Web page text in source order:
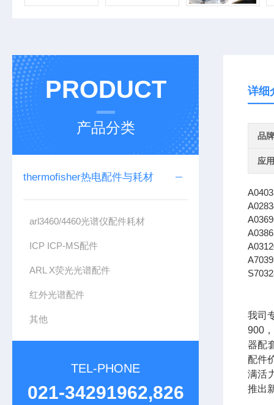
PRODUCT
产品分类
thermofisher热电配件与耗材
arl3460/4460光谱仪配件耗材
ICP ICP-MS配件
ARL X荧光光谱配件
红外光谱配件
其他
TEL-PHONE
021-34291962,826
详细
品牌
应
我司
900
器配
配件
满活
推出